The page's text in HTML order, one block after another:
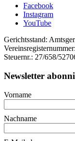
Facebook
Instagram
YouTube
Gerichtsstand:
Steuernr.: 27/658/
Newsletter
Vorname
Nachname